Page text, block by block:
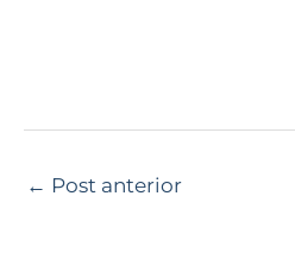
← Post anterior